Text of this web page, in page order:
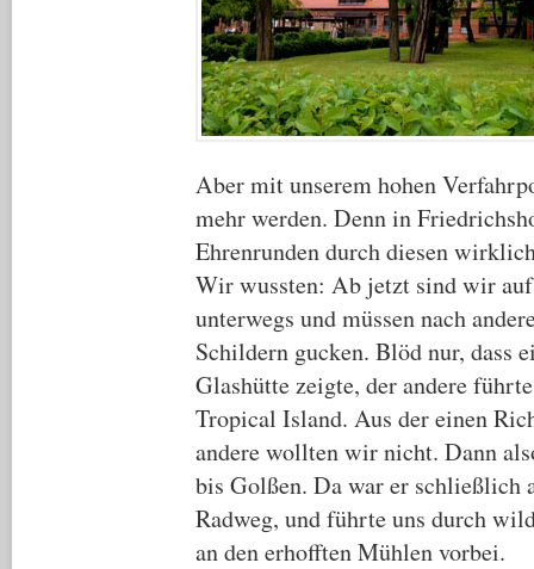
Aber mit unserem hohen
mehr werden. Denn in
Ehrenrunden durch diesen
Wir wussten: Ab jetzt sind wir
unterwegs und müssen nach
Schildern gucken. Blöd nur, dass
Glashütte zeigte, der andere
Tropical Island. Aus der einen
andere wollten wir nicht. Dann
bis Golßen. Da war er schließlich
Radweg, und führte uns durch
an den erhofften Mühlen vorbei.